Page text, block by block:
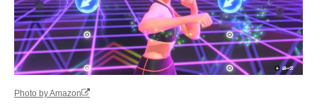
Photo by Amazon